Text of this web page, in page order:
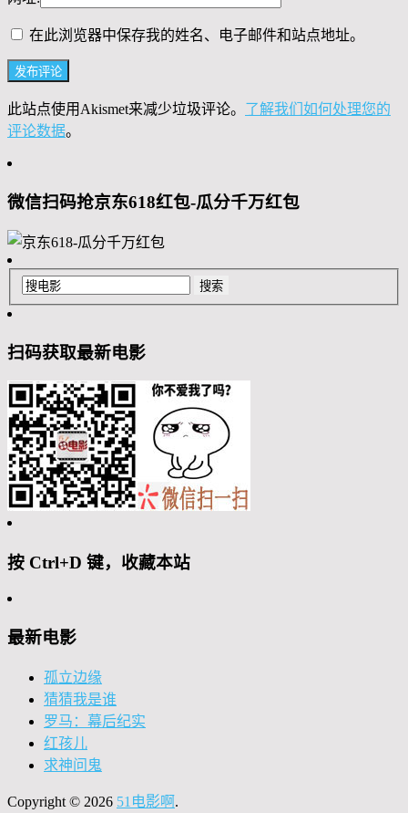
在此浏览器中保存我的姓名、电子邮件和站点地址。
此站点使用Akismet来减少垃圾评论。 了解我们如何处理您的
评论数据。
微信扫码抢京东618红包-瓜分千万红包
扫码获取最新电影
按 Ctrl+D 键，收藏本站
最新电影
孤立边缘
猜猜我是谁
罗马：幕后纪实
红孩儿
求神问鬼
Copyright © 2026 51电影啊 .